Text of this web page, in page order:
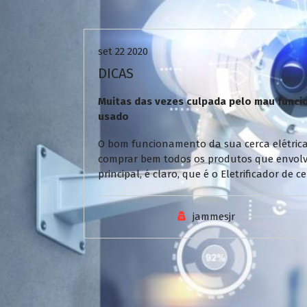
Uncategorized
set 22 2020
DICAS
Muitas das vezes culpada pelo mau
usado
O bom funcionamento da sua cerca
comprar bem todos os produtos que
principal, é claro, que é o Eletrificador de
jammesjr